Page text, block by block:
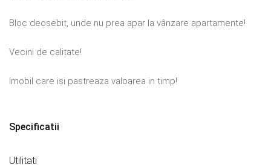
Bloc deosebit, unde nu prea apar la vânzare apartamente!
Vecini de calitate!
Imobil care isi pastreaza valoarea in timp!
Specificatii
Utilitati